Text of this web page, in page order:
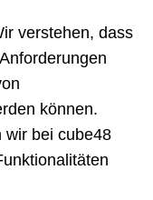
verstehen, dass
können.
wir bei cube48